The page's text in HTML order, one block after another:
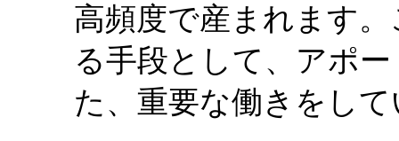
高頻度で産まれます
る手段として、アポ
た、重要な働きをし